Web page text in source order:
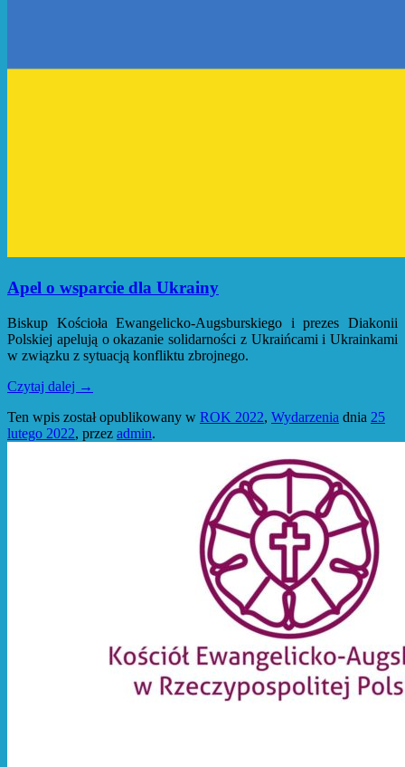
Apel o wsparcie dla Ukrainy
Biskup Kościoła Ewangelicko-Augsburskiego i prezes Diakonii
Polskiej apelują o okazanie solidarności z Ukraińcami i Ukrainkami
w związku z sytuacją konfliktu zbrojnego.
Czytaj dalej →
Ten wpis został opublikowany w ROK 2022, Wydarzenia dnia 25
lutego 2022, przez admin.